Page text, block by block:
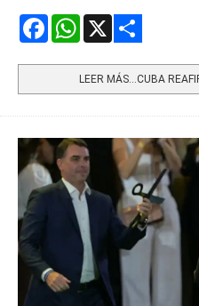
FacebookWhatsApp
LEER MÁS…CUBA